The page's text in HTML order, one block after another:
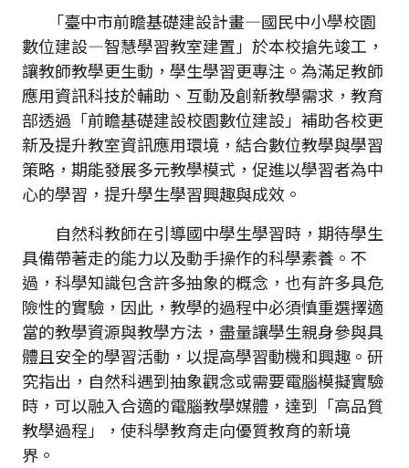
「臺中市前瞻基礎建設計畫—國民中小學校園
數位建設—智慧學習教室建置」於本校搶先竣工，
讓教師教學更生動，學生學習更專注。為滿足教師
應用資訊科技於輔助、互動及創新教學需求，教育
部透過「前瞻基礎建設校園數位建設」補助各校更
新及提升教室資訊應用環境，結合數位教學與學習
策略，期能發展多元教學模式，促進以學習者為中
心的學習，提升學生學習興趣與成效。
自然科教師在引導國中學生學習時，期待學生
具備帶著走的能力以及動手操作的科學素養。不
過，科學知識包含許多抽象的概念，也有許多具危
險性的實驗，因此，教學的過程中必須慎重選擇適
當的教學資源與教學方法，盡量讓學生親身參與具
體且安全的學習活動，以提高學習動機和興趣。研
究指出，自然科遇到抽象觀念或需要電腦模擬實驗
時，可以融入合適的電腦教學媒體，達到「高品質
教學過程」，使科學教育走向優質教育的新境
界。